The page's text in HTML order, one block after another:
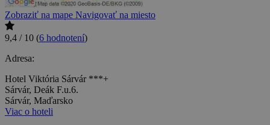
Zobraziť na mape Navigovať na miesto
9,4 / 10 (6 hodnotení)
Adresa:
Hotel Viktória Sárvár ***+
Sárvár, Deák F.u.6.
Sárvár, Maďarsko
Viac o hoteli